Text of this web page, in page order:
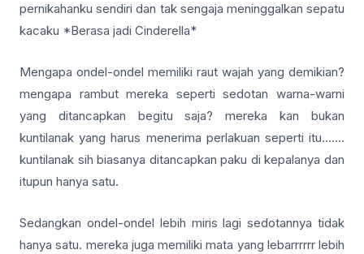
pernikahanku sendiri dan tak sengaja meninggalkan sepatu
kacaku *Berasa jadi Cinderella*
Mengapa ondel-ondel memiliki raut wajah yang demikian?
mengapa rambut mereka seperti sedotan warna-warni
yang ditancapkan begitu saja? mereka kan bukan
kuntilanak yang harus menerima perlakuan seperti itu…….
kuntilanak sih biasanya ditancapkan paku di kepalanya dan
itupun hanya satu.
Sedangkan ondel-ondel lebih miris lagi sedotannya tidak
hanya satu. mereka juga memiliki mata yang lebarrrrrr lebih